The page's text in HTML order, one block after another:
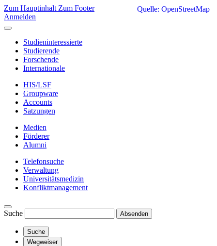
Zum Hauptinhalt Zum Footer
Anmelden
Studieninteressierte
Studierende
Forschende
Internationale
HIS/LSF
Groupware
Accounts
Satzungen
Medien
Förderer
Alumni
Telefonsuche
Verwaltung
Universitätsmedizin
Konfliktmanagement
Suche Absenden
Suche
Wegweiser
Quelle: OpenStreetMap